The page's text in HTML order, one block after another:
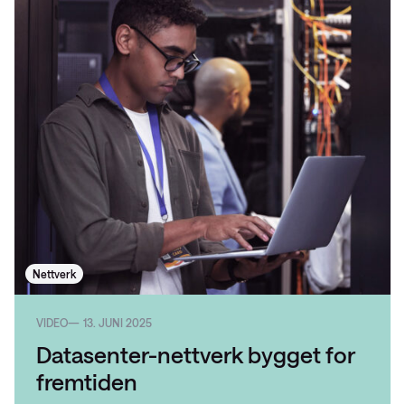
Nettverk
VIDEO 13. JUNI 2025
Datasenter-nettverk bygget for
fremtiden